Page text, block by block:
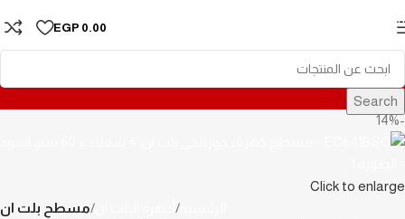
Skip to navigation
EGP 0.00
Search
-14%
Click to enlarge
مسطح بلت ان